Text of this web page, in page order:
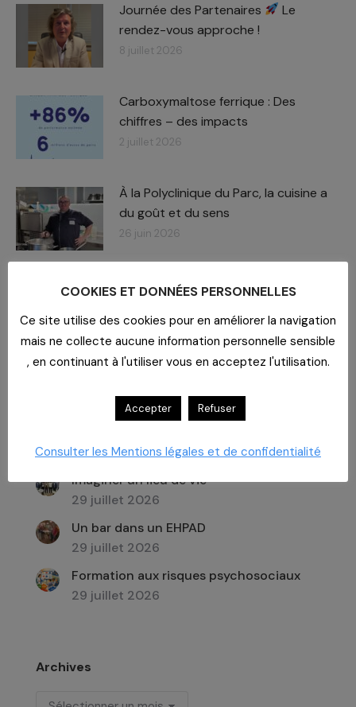
Journée des Partenaires
Le
rendez-vous approche !
8 juillet 2026
Carboxymaltose ferrique : Des
chiffres – des impacts​
2 juillet 2026
À la Polyclinique du Parc, la cuisine a
du goût et du sens
26 juin 2026
Recherche
Dernières actualités
Imaginer un lieu de vie
29 juillet 2026
Un bar dans un EHPAD
29 juillet 2026
Formation aux risques psychosociaux
29 juillet 2026
Archives
Archives
COOKIES ET DONNÉES PERSONNELLES
Ce site utilise des cookies pour en améliorer la navigation
mais ne collecte aucune information personnelle sensible
, en continuant à l'utiliser vous en acceptez l'utilisation.
Accepter Refuser
Consulter les Mentions légales et de confidentialité